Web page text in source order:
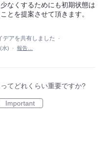
なくするためにも初期状態は
とを提案させて頂きます。
デアを共有しました
·
水)
· 報告…
てどれくらい重要ですか?
Important